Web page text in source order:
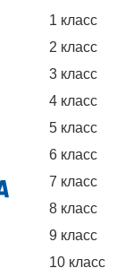
1 класс
2 класс
3 класс
4 класс
5 класс
6 класс
7 класс
8 класс
9 класс
10 класс